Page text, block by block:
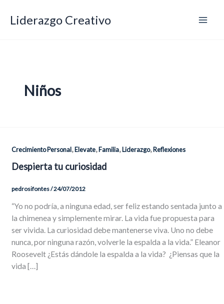
Liderazgo Creativo
Niños
Crecimiento Personal,Elevate,Familia,Liderazgo,Reflexiones
Despierta tu curiosidad
pedrosifontes/24/07/2012
“Yo no podría, a ninguna edad, ser feliz estando sentada junto a
la chimenea y simplemente mirar. La vida fue propuesta para
ser vivida. La curiosidad debe mantenerse viva. Uno no debe
nunca, por ninguna razón, volverle la espalda a la vida.” Eleanor
Roosevelt ¿Estás dándole la espalda a la vida? ¿Piensas que la
vida […]